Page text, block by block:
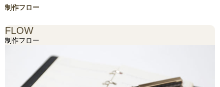
制作フロー
FLOW
制作フロー